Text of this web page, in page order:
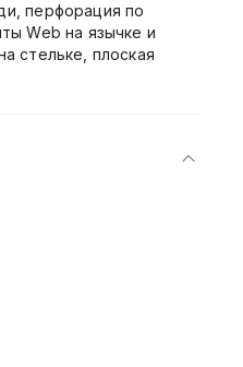
перфорация по
Web на язычке и
стельке, плоская